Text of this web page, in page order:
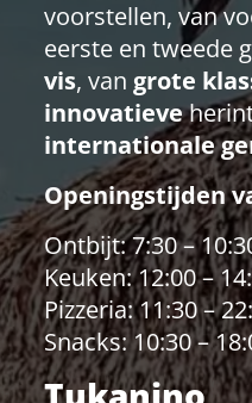
voorstellen, van
eerste en tweede
vis, van grote
innovatieve
internationale
Openingstijden
Ontbijt: 7:30 –
Keuken: 12:00 –
Pizzeria: 11:30 –
Snacks: 10:30 –